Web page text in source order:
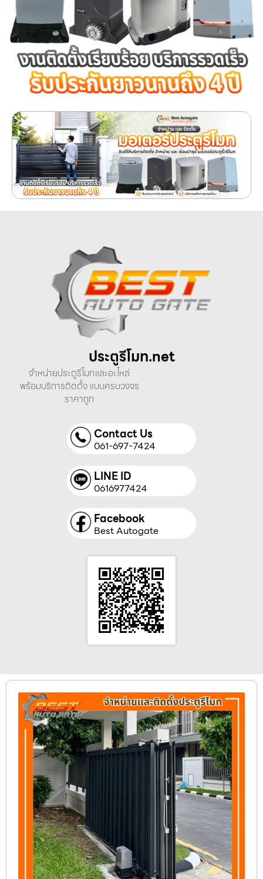
ประตูรีโมท.net
จำหน่ายประตูรีโมทและอะไหล่
พร้อมบริการติดตั้ง แบบครบวงจร
ราคาถูก
Contact Us
061-697-7424
LINE ID
0616977424
Facebook
Best Autogate